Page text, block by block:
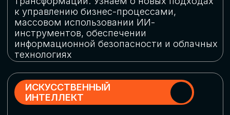
Выясним, как в наши дни уверенно
защищать свой бизнес от киберугроз
«материализуется», какие роботы
решают сложные бизнес-задачи, а где
только обсуждают концепции
роботизации и потенциальные бюджеты
на тестирование образцов